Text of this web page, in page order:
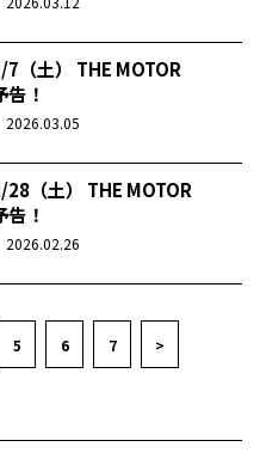
7（土） THE MOTOR
告！
2026.03.05
28（土） THE MOTOR
告！
2026.02.26
5 6 7 >